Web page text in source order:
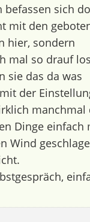
befassen sich
mit den
hier, sondern
mal so drauf
sie das da was
der
manchmal
Dinge einfach
Wind